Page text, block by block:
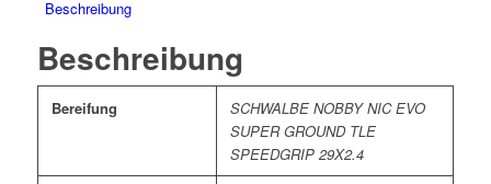
Beschreibung
Beschreibung
Bereifung
SCHWALBE NOBBY NIC EVO
SUPER GROUND TLE
SPEEDGRIP 29X2.4